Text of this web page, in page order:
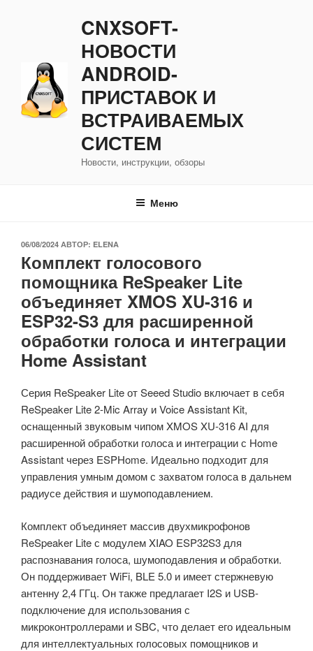
CNXSOFT-
НОВОСТИ
ANDROID-
ПРИСТАВОК И
ВСТРАИВАЕМЫХ
СИСТЕМ
Новости, инструкции, обзоры
Меню
ОПУБЛИКОВАНО
06/08/2024 АВТОР: ELENA
Комплект голосового
помощника ReSpeaker Lite
объединяет XMOS XU-316 и
ESP32-S3 для расширенной
обработки голоса и интеграции
Home Assistant
Серия ReSpeaker Lite от Seeed Studio включает в себя
ReSpeaker Lite 2-Mic Array и Voice Assistant Kit,
оснащенный звуковым чипом XMOS XU-316 AI для
расширенной обработки голоса и интеграции с Home
Assistant через ESPHome. Идеально подходит для
управления умным домом с захватом голоса в дальнем
радиусе действия и шумоподавлением.
Комплект объединяет массив двухмикрофонов
ReSpeaker Lite с модулем XIAO ESP32S3 для
распознавания голоса, шумоподавления и обработки.
Он поддерживает WiFi, BLE 5.0 и имеет стержневую
антенну 2,4 ГГц. Он также предлагает I2S и USB-
подключение для использования с
микроконтроллерами и SBC, что делает его идеальным
для интеллектуальных голосовых помощников и